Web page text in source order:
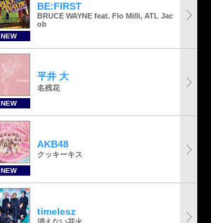
NEW
BE:FIRST
BRUCE WAYNE feat. Flo Milli, ATL Jac
ob
NEW
平井 大
名残花
NEW
AKB48
クッキーキス
timelesz